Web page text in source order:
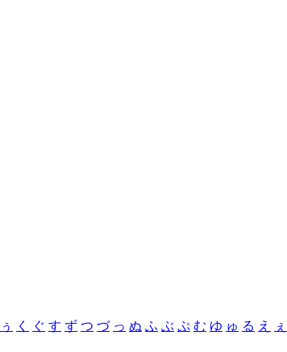
ぅ く ぐ す ず つ づ っ ぬ ふ ぶ ぷ む ゆ ゅ る え ぇ